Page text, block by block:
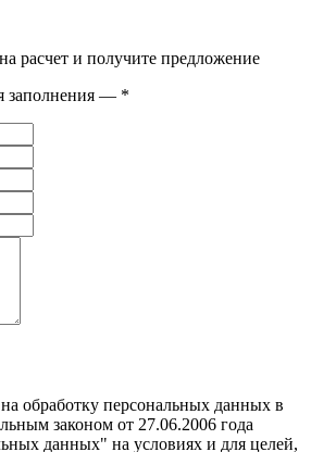
расчет и получите предложение
заполнения — *
на обработку персональных данных в
законом от 27.06.2006 года
данных" на условиях и для целей,